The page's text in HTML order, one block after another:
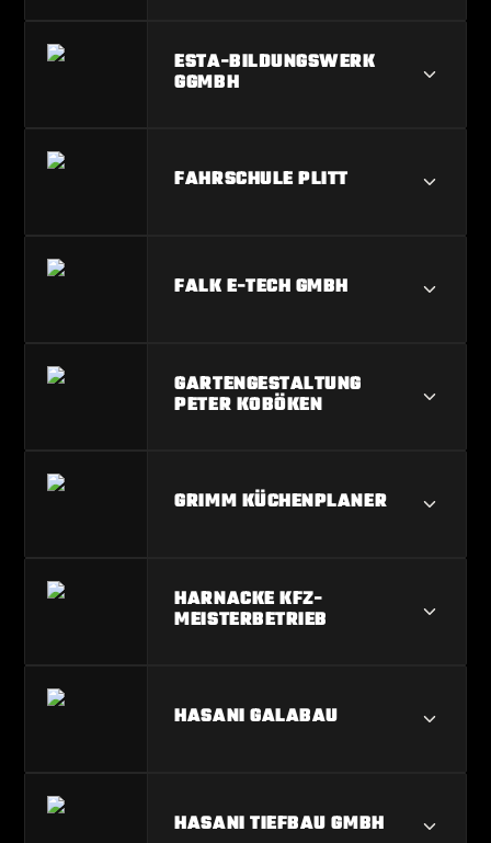
ENFINIGY SONNENENERGIE EUGEN
ESTA-BILDUNGSWERK
GGMBH
ESTA-BILDUNGSWERK GGMBH
FAHRSCHULE PLITT
FAHRSCHULE PLITTFALK E-TECH GMBH
FALK E-TECH GMBHGARTENGESTALTUNG
PETER KOBÖKEN
GARTENGESTALTUNG PETER
GRIMM KÜCHENPLANER
GRIMM KÜCHENPLANER
HARNACKE KFZ-
MEISTERBETRIEB
HARNACKE KFZ-MEISTERBETRIEB
HASANI GALABAU
HASANI GALABAUHASANI TIEFBAU GMBH